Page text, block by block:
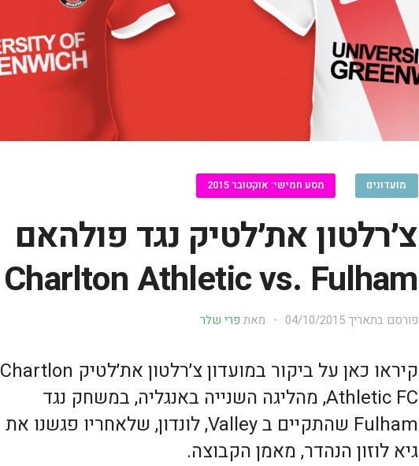
מועדונים מסע חמישי: אוקטובר 2015
צ׳רלטון את׳לטיק נגד פולהאם
Charlton Athletic vs. Fulham
פורסם בתאריך04/10/2015 מאת פרי שלר
קיראו כאן על ביקור במועדון צ׳רלטון את׳לטיק Chartlon
Athletic FC, מהליגה השנייה באנגליה, במשחק נגד
Fulham שהתקיים ב Valley, לונדון, שלאחריו פגשנו את
גיא לוזון הנהדר, מאמן הקבוצה.